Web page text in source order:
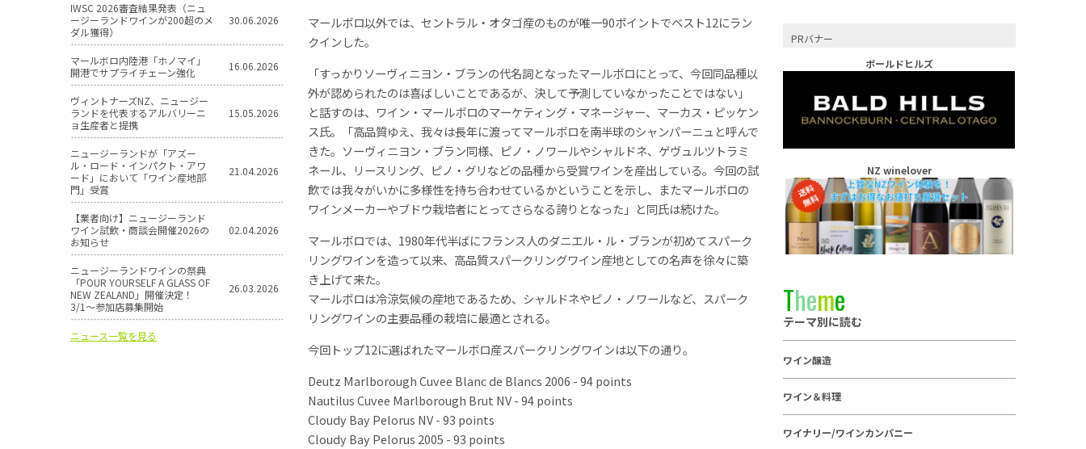
IWSC 2026審査結果発表（ニュ
ージーランドワインが200超のメ
ダル獲得）
30.06.2026
マールボロ内陸港「ホノマイ」
開港でサプライチェーン強化
16.06.2026
ヴィントナーズNZ、ニュージー
ランドを代表するアルバリーニ
ョ生産者と提携
15.05.2026
ニュージーランドが「アズー
ル・ロード・インパクト・アワ
ード」において「ワイン産地部
門」受賞
21.04.2026
【業者向け】ニュージーランド
ワイン試飲・商談会開催2026の
お知らせ
02.04.2026
ニュージーランドワインの祭典
「POUR YOURSELF A GLASS OF
NEW ZEALAND」開催決定！
3/1〜参加店募集開始
26.03.2026
ニュース一覧を見る
マールボロ以外では、セントラル・オタゴ産のものが唯一90ポイントでベスト12にラン
クインした。
「すっかりソーヴィニヨン・ブランの代名詞となったマールボロにとって、今回同品種以
外が認められたのは喜ばしいことであるが、決して予測していなかったことではない」
と話すのは、ワイン・マールボロのマーケティング・マネージャー、マーカス・ピッケン
ス氏。「高品質ゆえ、我々は長年に渡ってマールボロを南半球のシャンパーニュと呼んで
きた。ソーヴィニヨン・ブラン同様、ピノ・ノワールやシャルドネ、ゲヴュルツトラミ
ネール、リースリング、ピノ・グリなどの品種から受賞ワインを産出している。今回の試
飲では我々がいかに多様性を持ち合わせているかということを示し、またマールボロの
ワインメーカーやブドウ栽培者にとってさらなる誇りとなった」と同氏は続けた。
マールボロでは、1980年代半ばにフランス人のダニエル・ル・ブランが初めてスパーク
リングワインを造って以来、高品質スパークリングワイン産地としての名声を徐々に築
き上げて来た。
マールボロは冷涼気候の産地であるため、シャルドネやピノ・ノワールなど、スパーク
リングワインの主要品種の栽培に最適とされる。
今回トップ12に選ばれたマールボロ産スパークリングワインは以下の通り。
Deutz Marlborough Cuvee Blanc de Blancs 2006 - 94 points
Nautilus Cuvee Marlborough Brut NV - 94 points
Cloudy Bay Pelorus NV - 93 points
Cloudy Bay Pelorus 2005 - 93 points
PRバナー
ボールドヒルズ
NZ winelover
Theme
テーマ別に読む
ワイン醸造
ワイン＆料理
ワイナリー/ワインカンパニー